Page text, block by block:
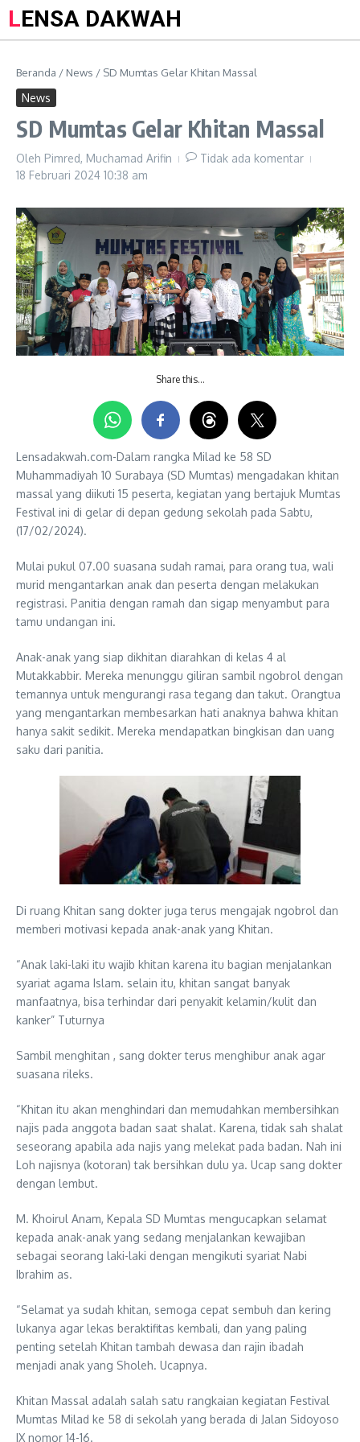
LENSA DAKWAH
Beranda / News / SD Mumtas Gelar Khitan Massal
News
SD Mumtas Gelar Khitan Massal
Oleh Pimred, Muchamad Arifin
Tidak ada komentar
18 Februari 2024 10:38 am
Share this…
Lensadakwah.com-Dalam rangka Milad ke 58 SD
Muhammadiyah 10 Surabaya (SD Mumtas) mengadakan khitan
massal yang diikuti 15 peserta, kegiatan yang bertajuk Mumtas
Festival ini di gelar di depan gedung sekolah pada Sabtu,
(17/02/2024).
Mulai pukul 07.00 suasana sudah ramai, para orang tua, wali
murid mengantarkan anak dan peserta dengan melakukan
registrasi. Panitia dengan ramah dan sigap menyambut para
tamu undangan ini.
Anak-anak yang siap dikhitan diarahkan di kelas 4 al
Mutakkabbir. Mereka menunggu giliran sambil ngobrol dengan
temannya untuk mengurangi rasa tegang dan takut. Orangtua
yang mengantarkan membesarkan hati anaknya bahwa khitan
hanya sakit sedikit. Mereka mendapatkan bingkisan dan uang
saku dari panitia.
Di ruang Khitan sang dokter juga terus mengajak ngobrol dan
memberi motivasi kepada anak-anak yang Khitan.
“Anak laki-laki itu wajib khitan karena itu bagian menjalankan
syariat agama Islam. selain itu, khitan sangat banyak
manfaatnya, bisa terhindar dari penyakit kelamin/kulit dan
kanker” Tuturnya
Sambil menghitan , sang dokter terus menghibur anak agar
suasana rileks.
“Khitan itu akan menghindari dan memudahkan membersihkan
najis pada anggota badan saat shalat. Karena, tidak sah shalat
seseorang apabila ada najis yang melekat pada badan. Nah ini
Loh najisnya (kotoran) tak bersihkan dulu ya. Ucap sang dokter
dengan lembut.
M. Khoirul Anam, Kepala SD Mumtas mengucapkan selamat
kepada anak-anak yang sedang menjalankan kewajiban
sebagai seorang laki-laki dengan mengikuti syariat Nabi
Ibrahim as.
“Selamat ya sudah khitan, semoga cepat sembuh dan kering
lukanya agar lekas beraktifitas kembali, dan yang paling
penting setelah Khitan tambah dewasa dan rajin ibadah
menjadi anak yang Sholeh. Ucapnya.
Khitan Massal adalah salah satu rangkaian kegiatan Festival
Mumtas Milad ke 58 di sekolah yang berada di Jalan Sidoyoso
IX nomor 14-16.